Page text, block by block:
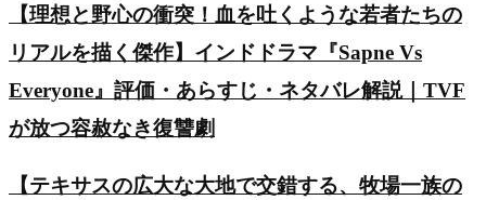
【理想と野心の衝突！血を吐くような若者たちの
リアルを描く傑作】インドドラマ『Sapne Vs
Everyone』評価・あらすじ・ネタバレ解説｜TVF
が放つ容赦なき復讐劇
【テキサスの広大な大地で交錯する、牧場一族の